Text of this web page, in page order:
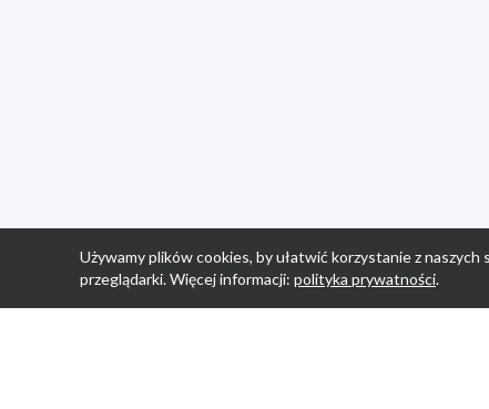
Używamy plików cookies, by ułatwić korzystanie z
przeglądarki. Więcej informacji: polityka prywatności.